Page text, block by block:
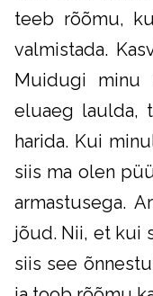
teeb rõõmu,
valmistada.
Muidugi minu
eluaeg laulda,
harida. Kui
siis ma olen
armastusega.
jõud. Nii, et kui
siis see